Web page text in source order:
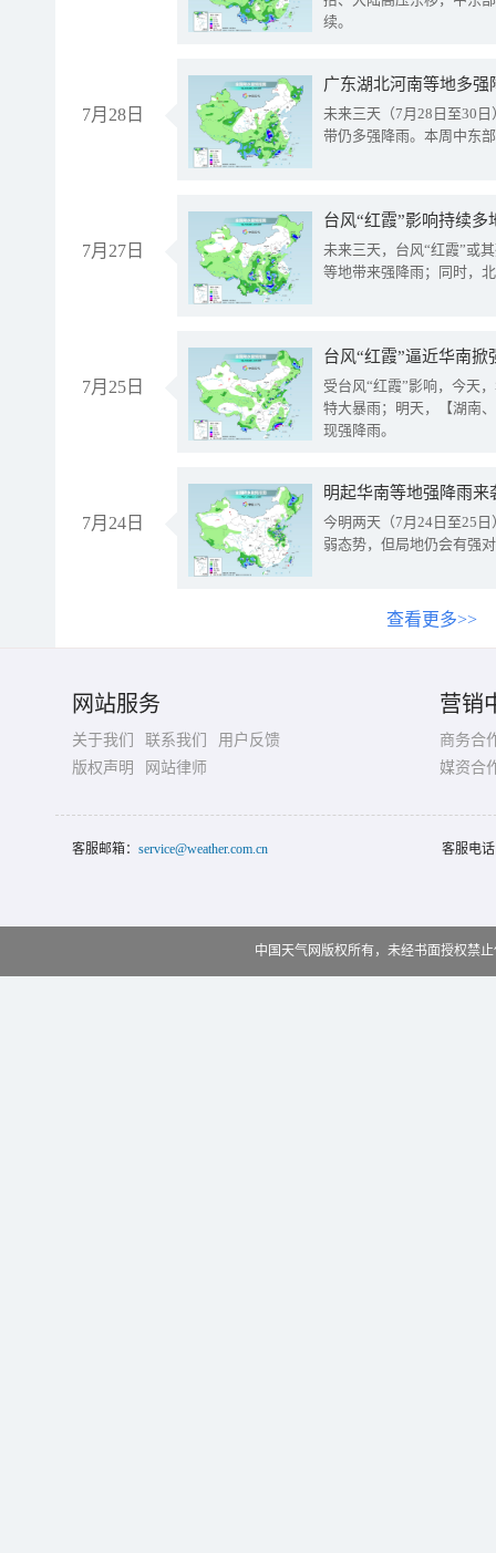
续。
7月28日
广东湖北河南等地多
未来三天（7月28日至30
带仍多强降雨。本周中东
7月27日
台风“红霞”影响持续
未来三天，台风“红霞”或
等地带来强降雨；同时，
7月25日
台风“红霞”逼近华南
受台风“红霞”影响，今天
特大暴雨；明天，【湖南
现强降雨。
7月24日
明起华南等地强降雨
今明两天（7月24日至25
弱态势，但局地仍会有强
查看更多>>
网站服务
关于我们 联系我们
用户反馈
版权声明
网站律师
营销
商务合
媒资合
客服邮箱： service@weather.com.cn 客服电
中国天气网版权所有，未经书面授权